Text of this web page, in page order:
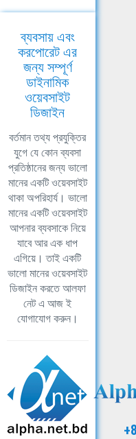
ব্যবসায় এবং
করপোরেট এর
জন্য সম্পূর্ণ
ডাইনামিক
ওয়েবসাইট
ডিজাইন
বর্তমান তথ্য প্রযুক্তির
যুগে যে কোন ব্যবসা
প্রতিষ্ঠানের জন্য ভালো
মানের একটি ওয়েবসাইট
থাকা অপরিহার্য। ভালো
মানের একটি ওয়েবসাইট
আপনার ব্যবসাকে নিয়ে
যাবে আর এক ধাপ
এগিয়ে। তাই একটি
ভালো মানের ওয়েবসাইট
ডিজাইন করতে আলফা
নেট এ আজ ই
যোগাযোগ করুন।